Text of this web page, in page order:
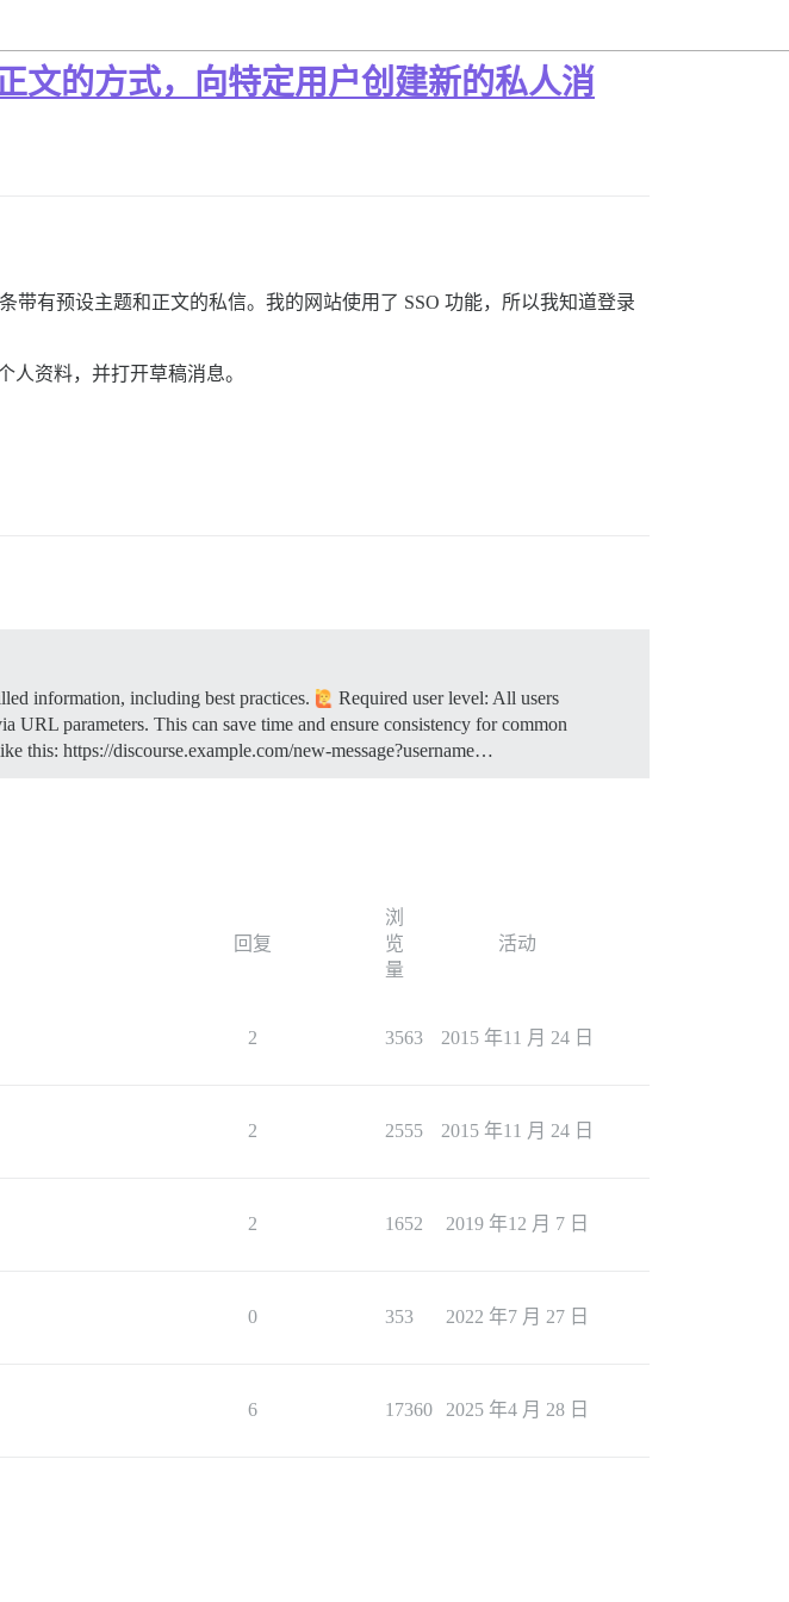
文的方式，向特定用户创建新的私人消
带有预设主题和正文的私信。我的网站使用了 SSO 功能，所以我知道登录
资料，并打开草稿消息。
information, including best practices.
Required user level: All users
parameters. This can save time and ensure consistency for common
this: https://discourse.example.com/new-message?username…
回复
浏
览
量
活动
2 3563 2015 年11 月 24 日
2 2555 2015 年11 月 24 日
2 1652 2019 年12 月 7 日
0 353 2022 年7 月 27 日
6 17360 2025 年4 月 28 日